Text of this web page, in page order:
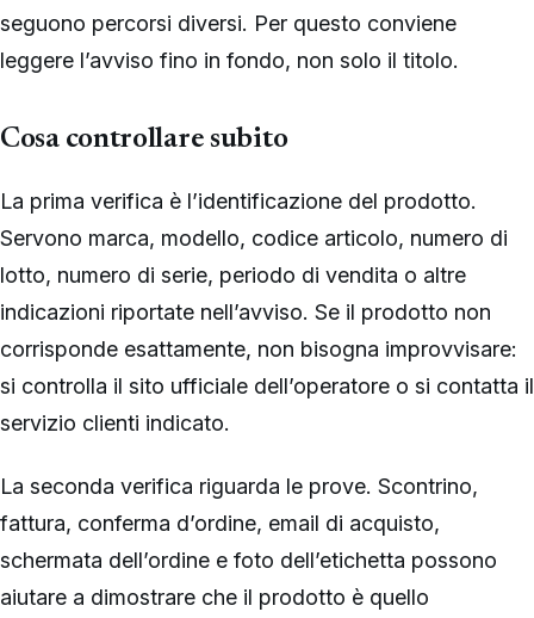
seguono percorsi diversi. Per questo conviene
leggere l’avviso fino in fondo, non solo il titolo.
Cosa controllare subito
La prima verifica è l’identificazione del prodotto.
Servono marca, modello, codice articolo, numero di
lotto, numero di serie, periodo di vendita o altre
indicazioni riportate nell’avviso. Se il prodotto non
corrisponde esattamente, non bisogna improvvisare:
si controlla il sito ufficiale dell’operatore o si contatta il
servizio clienti indicato.
La seconda verifica riguarda le prove. Scontrino,
fattura, conferma d’ordine, email di acquisto,
schermata dell’ordine e foto dell’etichetta possono
aiutare a dimostrare che il prodotto è quello